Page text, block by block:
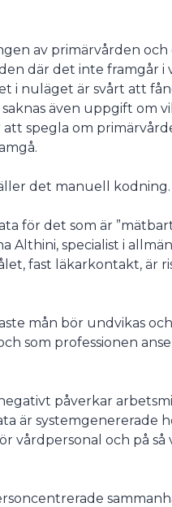
av primärvården och
där det inte framgår i
i nuläget är svårt att
även uppgift om
spegla om
det manuell kodning.
för det som är
Althini, specialist i
fast läkarkontakt, är
mån bör undvikas och
som professionen
påverkar
är systemgenererade
vårdpersonal och på så